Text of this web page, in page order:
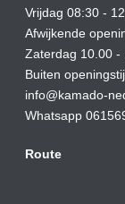
Vrijdag 08:30 -
Afwijkende
Zaterdag 10.00 -
Buiten
info@kamado-
Whatsapp
Route